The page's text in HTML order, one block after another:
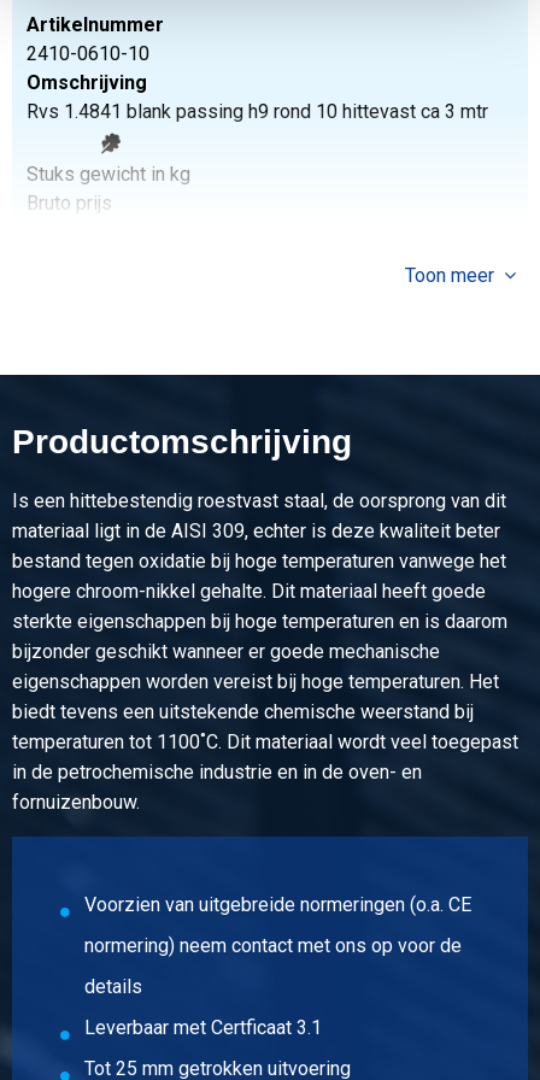
Artikelnummer
2410-0610-10
Omschrijving
Rvs 1.4841 blank passing h9 rond 10 hittevast ca 3 mtr
Stuks gewicht in kg
Bruto prijs
Rvs 1.4841 blank passing h9 rond 12 hittevast ca 3 mtr
Stuks gewicht in kg
Selecteer
Artikelnummer
2410-0610-15
Omschrijving
Rvs 1.4841 blank passing h9 rond 15 hittevast ca 3 mtr
Stuks gewicht in kg
Bruto prijs
Selecteer
Artikelnummer
2410-0610-18
Rvs 1.4841 blank passing h9 rond 18 hittevast ca 3 mtr
Stuks gewicht in kg
Bruto prijs
Selecteer
Artikelnummer
Toon meer
Productomschrijving
Is een hittebestendig roestvast staal, de oorsprong van dit
materiaal ligt in de AISI 309, echter is deze kwaliteit beter
bestand tegen oxidatie bij hoge temperaturen vanwege het
hogere chroom-nikkel gehalte. Dit materiaal heeft goede
sterkte eigenschappen bij hoge temperaturen en is daarom
bijzonder geschikt wanneer er goede mechanische
eigenschappen worden vereist bij hoge temperaturen. Het
biedt tevens een uitstekende chemische weerstand bij
temperaturen tot 1100˚C. Dit materiaal wordt veel toegepast
in de petrochemische industrie en in de oven- en
fornuizenbouw.
Voorzien van uitgebreide normeringen (o.a. CE
normering) neem contact met ons op voor de
details
Leverbaar met Certficaat 3.1
Tot 25 mm getrokken uitvoering